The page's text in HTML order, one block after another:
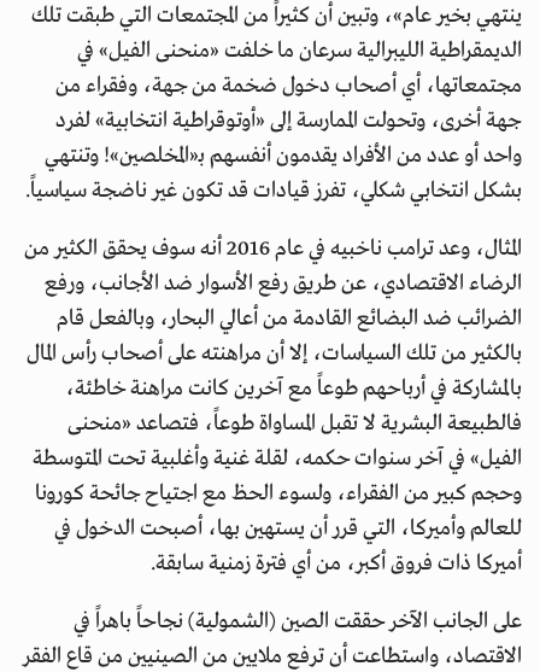
ينتهي بخير عام»، وتبين أن كثيراً من المجتمعات التي طبقت تلك
الديمقراطية الليبرالية سرعان ما خلفت «منحنى الفيل» في
مجتمعاتها، أي أصحاب دخول ضخمة من جهة، وفقراء من
جهة أخرى، وتحولت الممارسة إلى «أوتوقراطية انتخابية» لفرد
واحد أو عدد من الأفراد يقدمون أنفسهم بـ«المخلصين»! وتنتهي
بشكل انتخابي شكلي، تفرز قيادات قد تكون غير ناضجة سياسياً.
المثال، وعد ترامب ناخبيه في عام 2016 أنه سوف يحقق الكثير من
الرضاء الاقتصادي، عن طريق رفع الأسوار ضد الأجانب، ورفع
الضرائب ضد البضائع القادمة من أعالي البحار، وبالفعل قام
بالكثير من تلك السياسات، إلا أن مراهنته على أصحاب رأس المال
بالمشاركة في أرباحهم طوعاً مع آخرين كانت مراهنة خاطئة،
فالطبيعة البشرية لا تقبل المساواة طوعاً، فتصاعد «منحنى
الفيل» في آخر سنوات حكمه، لقلة غنية وأغلبية تحت المتوسطة
وحجم كبير من الفقراء، ولسوء الحظ مع اجتياح جائحة كورونا
للعالم وأميركا، التي قرر أن يستهين بها، أصبحت الدخول في
أميركا ذات فروق أكبر، من أي فترة زمنية سابقة.
على الجانب الآخر حققت الصين (الشمولية) نجاحاً باهراً في
الاقتصاد، واستطاعت أن ترفع ملايين من الصينيين من قاع الفقر